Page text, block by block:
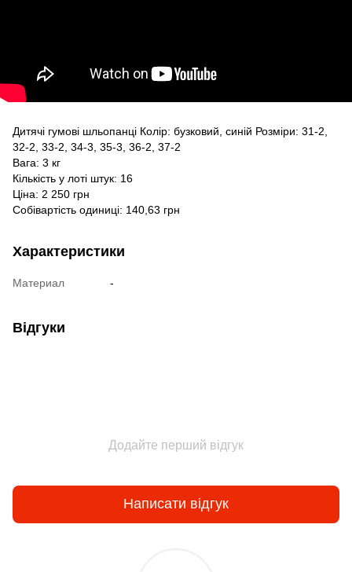
Дитячі гумові шльопанці Колір: бузковий, синій Розміри: 31-2,
32-2, 33-2, 34-3, 35-3, 36-2, 37-2
Вага: 3 кг
Кількість у лоті штук: 16
Ціна: 2 250 грн
Собівартість одиниці: 140,63 грн
Характеристики
Материал -
Відгуки
Додайте перший відгук
Написати відгук